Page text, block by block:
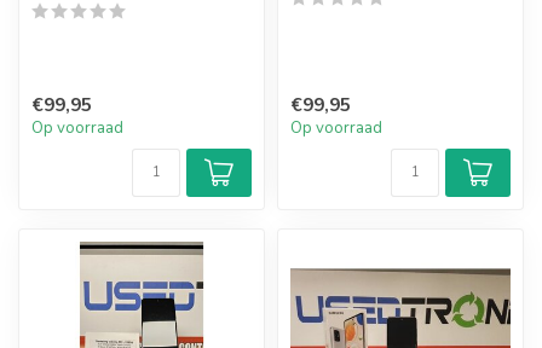
€99,95
Op voorraad
€99,95
Op voorraad